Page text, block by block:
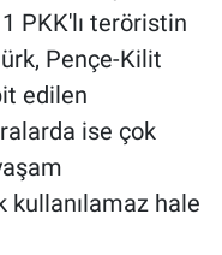
PKK'lı teröristin
Pençe-Kilit
edilen
ise çok
hale